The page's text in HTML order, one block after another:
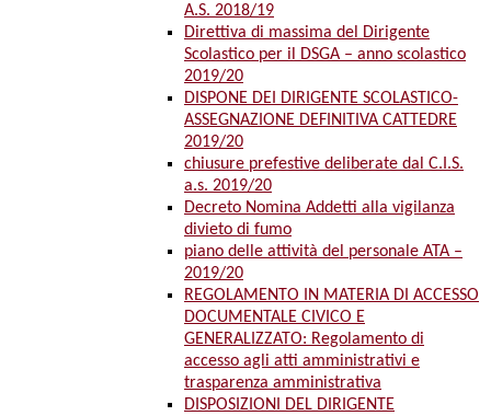
A.S. 2018/19
Direttiva di massima del Dirigente
Scolastico per il DSGA – anno scolastico
2019/20
DISPONE DEI DIRIGENTE SCOLASTICO-
ASSEGNAZIONE DEFINITIVA CATTEDRE
2019/20
chiusure prefestive deliberate dal C.I.S.
a.s. 2019/20
Decreto Nomina Addetti alla vigilanza
divieto di fumo
piano delle attività del personale ATA –
2019/20
REGOLAMENTO IN MATERIA DI ACCESSO
DOCUMENTALE CIVICO E
GENERALIZZATO: Regolamento di
accesso agli atti amministrativi e
trasparenza amministrativa
DISPOSIZIONI DEL DIRIGENTE